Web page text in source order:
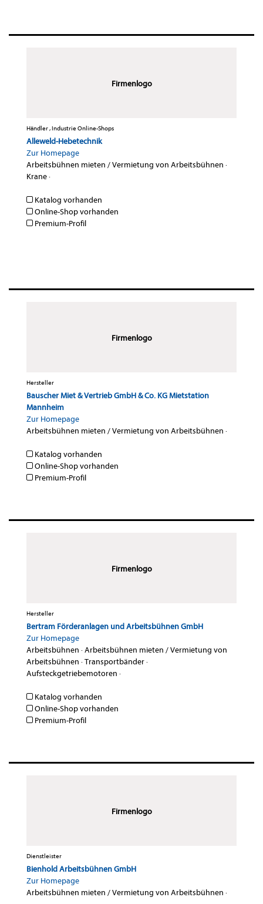
Firmenlogo
Händler , Industrie Online-Shops
Alleweld-Hebetechnik
Zur Homepage
Arbeitsbühnen mieten / Vermietung von Arbeitsbühnen ·
Krane·
Katalog vorhanden
Online-Shop vorhanden
Premium-Profil
Firmenlogo
Hersteller
Bauscher Miet & Vertrieb GmbH & Co. KG Mietstation
Mannheim
Zur Homepage
Arbeitsbühnen mieten / Vermietung von Arbeitsbühnen ·
Katalog vorhanden
Online-Shop vorhanden
Premium-Profil
Firmenlogo
Hersteller
Bertram Förderanlagen und Arbeitsbühnen GmbH
Zur Homepage
Arbeitsbühnen ·Arbeitsbühnen mieten / Vermietung von
Arbeitsbühnen ·Transportbänder·
Aufsteckgetriebemotoren ·
Katalog vorhanden
Online-Shop vorhanden
Premium-Profil
Firmenlogo
Dienstleister
Bienhold Arbeitsbühnen GmbH
Zur Homepage
Arbeitsbühnen mieten / Vermietung von Arbeitsbühnen ·